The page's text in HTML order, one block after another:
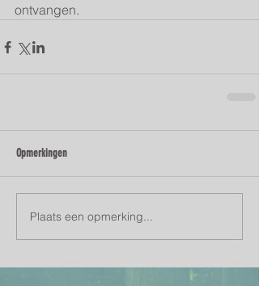
ontvangen.
Opmerkingen
Plaats een opmerking...